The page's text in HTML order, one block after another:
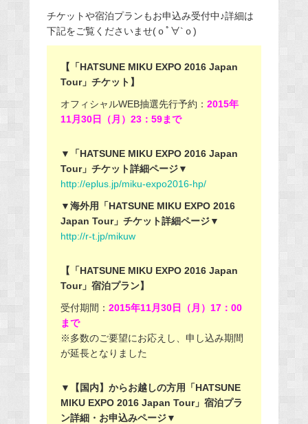
チケットや宿泊プランもお申込み受付中♪詳細は
下記をご覧くださいませ(ｏﾟ∀`ｏ)
【「HATSUNE MIKU EXPO 2016 Japan
Tour」チケット】
オフィシャルWEB抽選先行予約： 2015年
11月30日（月）23：59まで
▼「HATSUNE MIKU EXPO 2016 Japan
Tour」チケット詳細ページ▼
http://eplus.jp/miku-expo2016-hp/
▼海外用「HATSUNE MIKU EXPO 2016
Japan Tour」チケット詳細ページ▼
http://r-t.jp/mikuw
【「HATSUNE MIKU EXPO 2016 Japan
Tour」宿泊プラン】
受付期間： 2015年11月30日（月）17：00
まで
※多数のご要望にお応えし、申し込み期間
が延長となりました
▼【国内】からお越しの方用「HATSUNE
MIKU EXPO 2016 Japan Tour」宿泊プラ
ン詳細・お申込みページ▼